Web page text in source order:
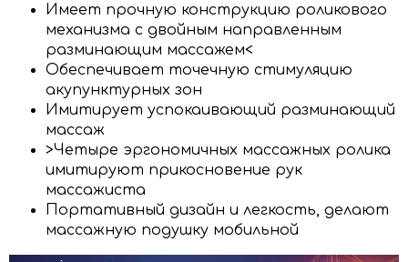
Имеет прочную конструкцию роликового
механизма с двойным направленным
разминающим массажем<
Обеспечивает точечную стимуляцию
акупунктурных зон
Имитирует успокаивающий разминающий
массаж
>Четыре эргономичных массажных ролика
имитируют прикосновение рук
массажиста
Портативный дизайн и легкость, делают
массажную подушку мобильной